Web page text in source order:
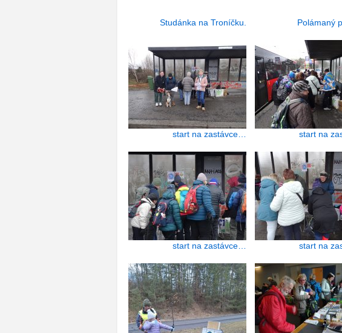
Studánka na Troníčku. Polámaný
start na zastávce… start na
start na zastávce… start na